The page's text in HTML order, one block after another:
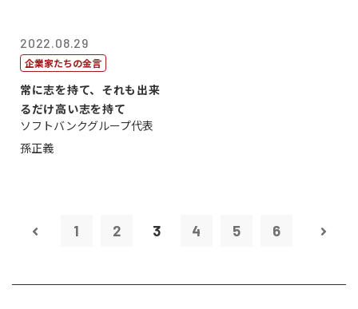
2022.08.29
企業家たちの金言
常に志を持て、それも出来
るだけ高い志を持て
ソフトバンクグループ代表
孫正義
1 2 3 4 5 6